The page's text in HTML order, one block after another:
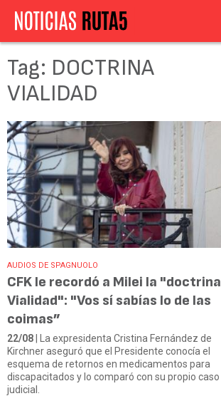
Tag: DOCTRINA
VIALIDAD
AUDIOS DE SPAGNUOLO
CFK le recordó a Milei la "doctrina
Vialidad": "Vos sí sabías lo de las
coimas”
22/08 | La expresidenta Cristina Fernández de
Kirchner aseguró que el Presidente conocía el
esquema de retornos en medicamentos para
discapacitados y lo comparó con su propio caso
judicial.